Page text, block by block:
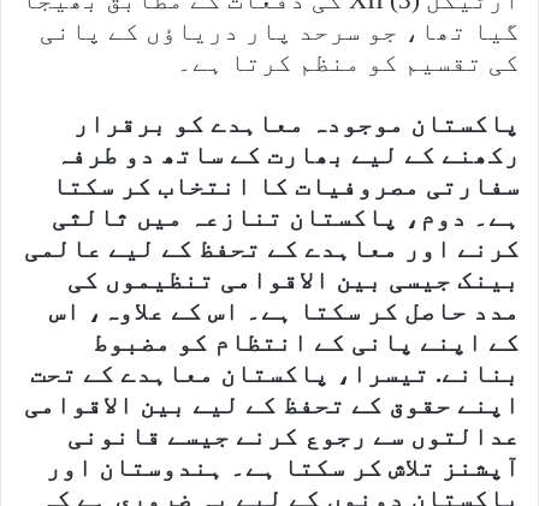
گیا تھا، جو سرحد پار دریاؤں کے پانی
کی تقسیم کو منظم کرتا ہے۔
پاکستان موجودہ معاہدے کو برقرار
رکھنے کے لیے بھارت کے ساتھ دو طرفہ
سفارتی مصروفیات کا انتخاب کر سکتا
ہے۔ دوم، پاکستان تنازعہ میں ثالثی
کرنے اور معاہدے کے تحفظ کے لیے عالمی
بینک جیسی بین الاقوامی تنظیموں کی
مدد حاصل کر سکتا ہے۔ اس کے علاوہ، اس
کے اپنے پانی کے انتظام کو مضبوط
بنانے. تیسرا، پاکستان معاہدے کے تحت
اپنے حقوق کے تحفظ کے لیے بین الاقوامی
عدالتوں سے رجوع کرنے جیسے قانونی
آپشنز تلاش کر سکتا ہے۔ ہندوستان اور
پاکستان دونوں کے لیے یہ ضروری ہے کہ